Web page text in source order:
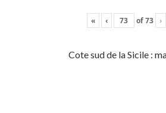
« ‹ of73 ›
Cote sud de la Sicile :